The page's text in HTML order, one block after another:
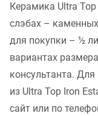
Керамика Ultra
слэбах –
для покупки – ½
вариантах
консультанта.
из Ultra Top Iron
сайт или по